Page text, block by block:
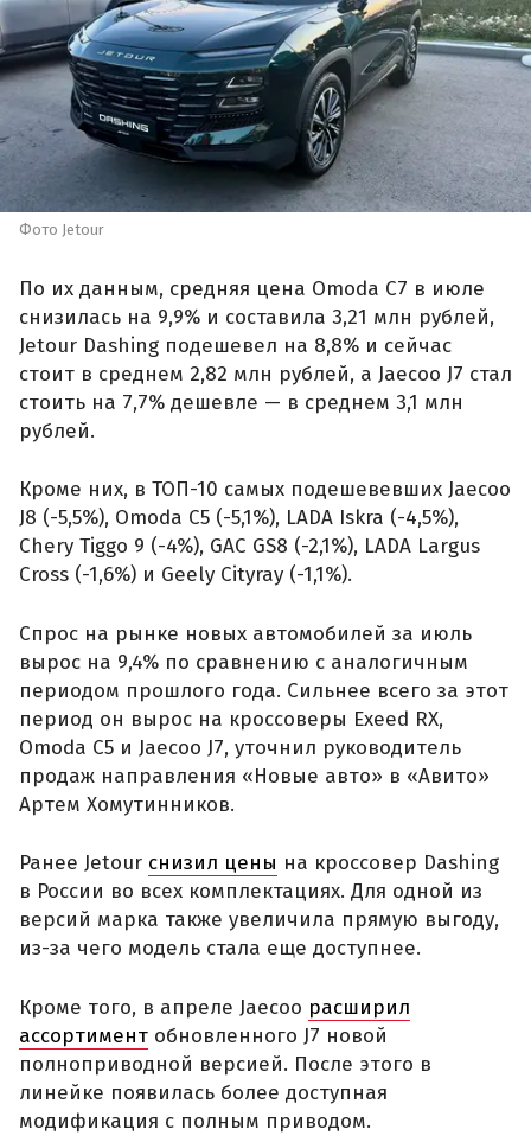
Фото Jetour
По их данным, средняя цена Omoda C7 в июле
снизилась на 9,9% и составила 3,21 млн рублей,
Jetour Dashing подешевел на 8,8% и сейчас
стоит в среднем 2,82 млн рублей, а Jaecoo J7 стал
стоить на 7,7% дешевле — в среднем 3,1 млн
рублей.
Кроме них, в ТОП-10 самых подешевевших Jaecoo
J8 (-5,5%), Omoda C5 (-5,1%), LADA Iskra (-4,5%),
Chery Tiggo 9 (-4%), GAC GS8 (-2,1%), LADA Largus
Cross (-1,6%) и Geely Cityray (-1,1%).
Спрос на рынке новых автомобилей за июль
вырос на 9,4% по сравнению с аналогичным
периодом прошлого года. Сильнее всего за этот
период он вырос на кроссоверы Exeed RX,
Omoda C5 и Jaecoo J7, уточнил руководитель
продаж направления «Новые авто» в «Авито»
Артем Хомутинников.
Ранее Jetour снизил цены на кроссовер Dashing
в России во всех комплектациях. Для одной из
версий марка также увеличила прямую выгоду,
из-за чего модель стала еще доступнее.
Кроме того, в апреле Jaecoo расширил
ассортимент обновленного J7 новой
полноприводной версией. После этого в
линейке появилась более доступная
модификация с полным приводом.